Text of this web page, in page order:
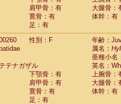
肩甲骨：有
大腿骨：
寛骨：有
体幹：有
足：有
性別：F
年齢：
属名：
亜種小名
テナガザル
英名：
下顎骨：有
上腕骨：
肩甲骨：有
大腿骨：
寛骨：有
体幹：有
足：有